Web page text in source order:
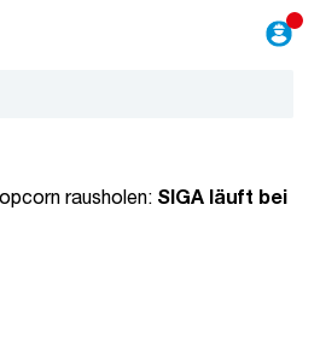
rausholen:
SIGA läuft bei
rausholen: SIGA läuft bei